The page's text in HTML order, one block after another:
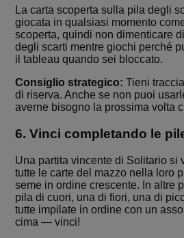
La carta scoperta sulla pila degli
giocata in qualsiasi momento
scoperta, quindi non dimenticare
degli scarti mentre giochi perché
il tableau quando sei bloccato.
Consiglio strategico: Tieni
di riserva. Anche se non puoi
averne bisogno la prossima volta
6. Vinci completando le
Una partita vincente di Solitario si
tutte le carte del mazzo nella loro
seme in ordine crescente. In altre
pila di cuori, una di fiori, una di
tutte impilate in ordine con un
cima — vinci!
_ga
Google LLC
.solitalian.it